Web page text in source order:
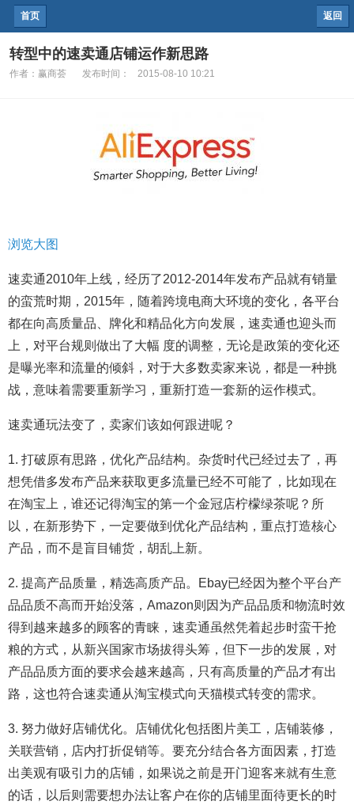
首页 返回
转型中的速卖通店铺运作新思路
作者： 赢商荟 发布时间： 2015-08-10 10:21
浏览大图
速卖通2010年上线，经历了2012-2014年发布产品就有销量
的蛮荒时期，2015年，随着跨境电商大环境的变化，各平台
都在向高质量品、牌化和精品化方向发展，速卖通也迎头而
上，对平台规则做出了大幅 度的调整，无论是政策的变化还
是曝光率和流量的倾斜，对于大多数卖家来说，都是一种挑
战，意味着需要重新学习，重新打造一套新的运作模式。
速卖通玩法变了，卖家们该如何跟进呢？
1. 打破原有思路，优化产品结构。杂货时代已经过去了，再
想凭借多发布产品来获取更多流量已经不可能了，比如现在
在淘宝上，谁还记得淘宝的第一个金冠店柠檬绿茶呢？所
以，在新形势下，一定要做到优化产品结构，重点打造核心
产品，而不是盲目铺货，胡乱上新。
2. 提高产品质量，精选高质产品。Ebay已经因为整个平台产
品品质不高而开始没落，Amazon则因为产品品质和物流时效
得到越来越多的顾客的青睐，速卖通虽然凭着起步时蛮干抢
粮的方式，从新兴国家市场拔得头筹，但下一步的发展，对
产品品质方面的要求会越来越高，只有高质量的产品才有出
路，这也符合速卖通从淘宝模式向天猫模式转变的需求。
3. 努力做好店铺优化。店铺优化包括图片美工，店铺装修，
关联营销，店内打折促销等。要充分结合各方面因素，打造
出美观有吸引力的店铺，如果说之前是开门迎客来就有生意
的话，以后则需要想办法让客户在你的店铺里面待更长的时